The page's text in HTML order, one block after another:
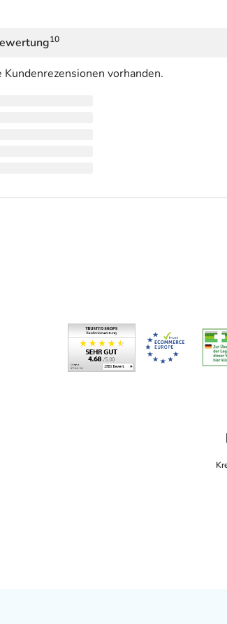
10
Kundenrezensionen vorhanden.